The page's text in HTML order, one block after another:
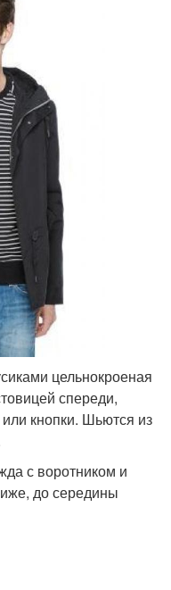
цельнокроеная
спереди,
кнопки. Шьются из
с воротником и
до середины